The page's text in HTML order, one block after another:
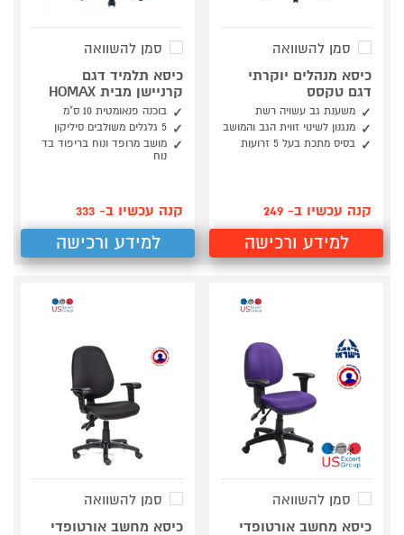
סמן להשוואה
כיסא מנהלים יוקרתי
דגם טקסס
משענת גב עשויה רשת
מנגנון לשינוי זווית הגב והמושב
בסיס מתכת בעל 5 זרועות
קנה עכשיו ב- 249
למידע ורכישה
סמן להשוואה
כיסא תלמיד דגם
קרניישן מבית HOMAX
בוכנה פנאומטית 10 ס"מ
5 גלגלים משולבים סיליקון
מושב מרופד ונוח בריפוד בד
נוח
קנה עכשיו ב- 333
למידע ורכישה
סמן להשוואה
כיסא מחשב אורטופדי
סמן להשוואה
כיסא מחשב אורטופדי